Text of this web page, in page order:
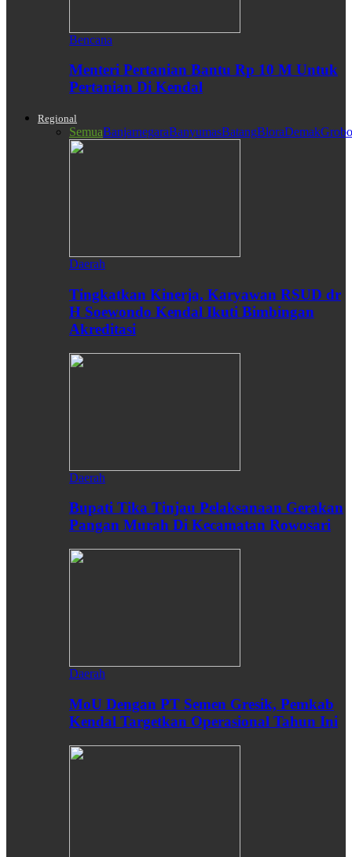
Bencana
Menteri Pertanian Bantu Rp 10 M Untuk
Pertanian Di Kendal
Regional
SemuaBanjarnegaraBanyumasBatangBloraDemak
Daerah
Tingkatkan Kinerja, Karyawan RSUD dr
H Soewondo Kendal Ikuti Bimbingan
Akreditasi
Daerah
Bupati Tika Tinjau Pelaksanaan Gerakan
Pangan Murah Di Kecamatan Rowosari
Daerah
MoU Dengan PT Semen Gresik, Pemkab
Kendal Targetkan Operasional Tahun Ini